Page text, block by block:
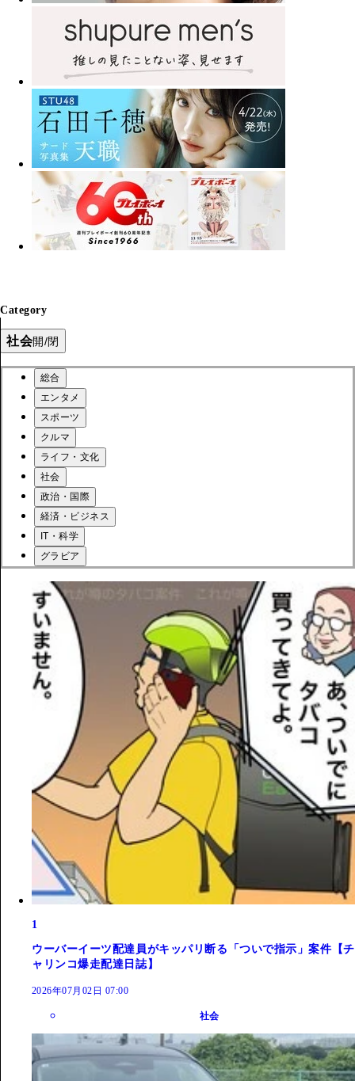
Category
社会開/閉
総合
エンタメ
スポーツ
クルマ
ライフ・文化
社会
政治・国際
経済・ビジネス
IT・科学
グラビア
1
ウーバーイーツ配達員がキッパリ断る「ついで指示」案件【チ
ャリンコ爆走配達日誌】
2026年07月02日 07:00
社会